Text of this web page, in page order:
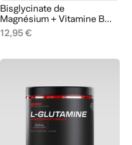
Bisglycinate de
Magnésium + Vitamine B6
- 90 Gélules - 90 Doses
12,95 €